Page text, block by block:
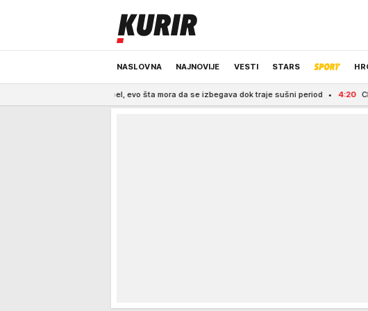
NASLOVNA NAJNOVIJE VESTI STARS
ODRŽIVA BUDUĆNOST REGION NEWS IZBOR
hitan apel, evo šta mora da se izbegava dok traje sušni period 4:20 CRNO-BELI POD